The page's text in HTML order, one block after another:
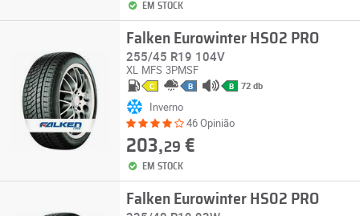
EM STOCK
Falken Eurowinter HS02 PRO
255/45 R19 104V
XL MFS 3PMSF
C B B 72 db
Inverno
46 Opinião
203,29 €
EM STOCK
Falken Eurowinter HS02 PRO